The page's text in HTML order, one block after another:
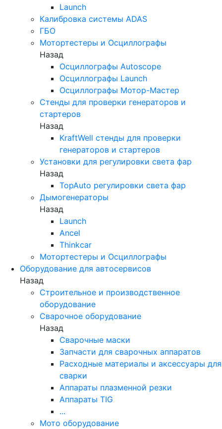
Launch
Калибровка системы ADAS
ГБО
Мотортестеры и Осциллографы
Назад
Осциллографы Autoscope
Осциллографы Launch
Осциллографы Мотор-Мастер
Стенды для проверки генераторов и
стартеров
Назад
KraftWell стенды для проверки
генераторов и стартеров
Установки для регулировки света фар
Назад
TopAuto регулировки света фар
Дымогенераторы
Назад
Launch
Ancel
Thinkcar
Мотортестеры и Осциллографы
Оборудование для автосервисов
Назад
Строительное и производственное
оборудование
Сварочное оборудование
Назад
Сварочные маски
Запчасти для сварочных аппаратов
Расходные материалы и аксессуары для
сварки
Аппараты плазменной резки
Аппараты TIG
...
Мото оборудование